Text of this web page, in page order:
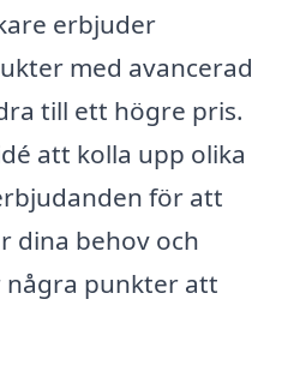
erbjuder
med avancerad
till ett högre pris.
att kolla upp olika
för att
dina behov och
några punkter att